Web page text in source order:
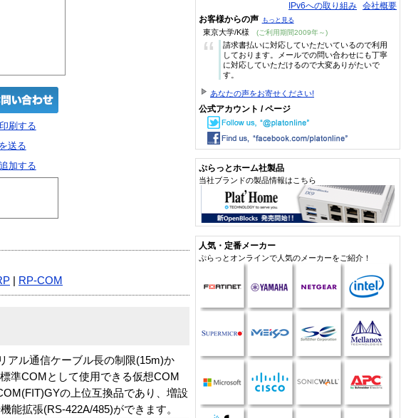
刷する
送る
加する
RP-COM
アル通信ケーブル長の制限(15m)か
準COMとして使用できる仮想COM
の上位互換品であり、増設
能拡張(RS-422A/485)ができます。
IPv6への取り組み 会社概要
お客様からの声 もっと見る
東京大学/K様 (ご利用期間2009年～)
“
請求書払いに対応していただいているので利用
しております。メールでの問い合わせにも丁寧
に対応していただけるので大変ありがたいで
す。
あなたの声をお寄せください!
公式アカウント / ページ
ぷらっとホーム社製品
当社ブランドの製品情報はこちら
人気・定番メーカー
ぷらっとオンラインで人気のメーカーをご紹介！